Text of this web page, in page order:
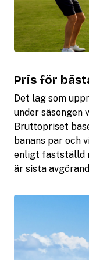
Pris för
Det lag som
under säsongen
Bruttopriset
banans par och
enligt fastställd
är sista